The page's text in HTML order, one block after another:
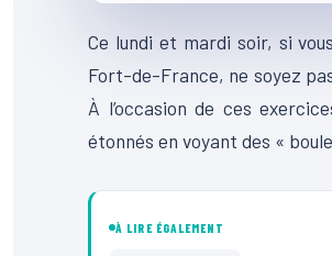
Ce lundi et mardi soir, si
Fort-de-France, ne soyez
À l’occasion de ces
étonnés en voyant des «
À LIRE ÉGALEMENT